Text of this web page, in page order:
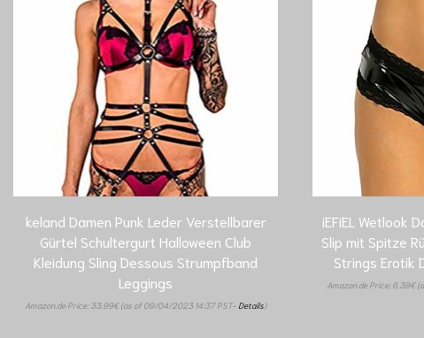
keland Damen Punk Leder Verstellbarer
Gürtel Schultergurt Halloween Club
Kleidung Sling Dessous Strumpfband
Leggings
Amazon.de Price:33.99€(as of 09/04/2023 14:37 PST- Details)
iEFiEL Wetlook
Slip mit Spitze
Strings Erotik
Amazon.de Price:6.39€